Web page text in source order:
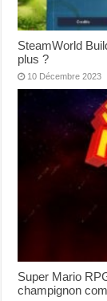
SteamWorld
plus ?
10 Décembre 2023
Super Mario
champignon